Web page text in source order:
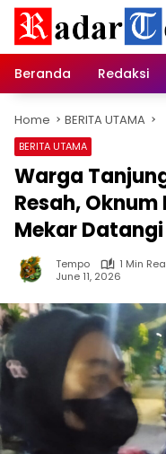
Skip
content
Beranda
Redaksi
Home BERITA UTAMA
BERITA UTAMA
Warga
Resah,
Mekar
Tempo
1 Min
June 11, 2026